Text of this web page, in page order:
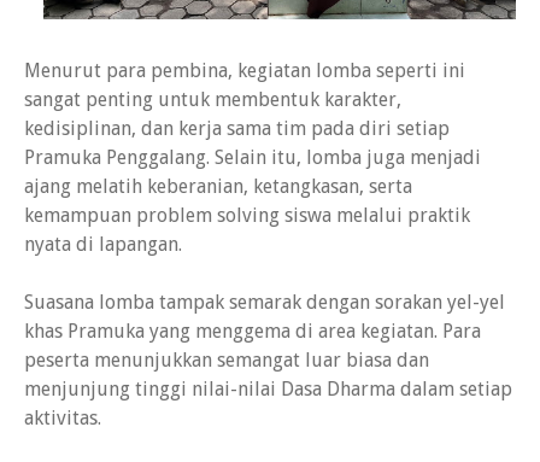
Menurut para pembina, kegiatan lomba seperti ini
sangat penting untuk membentuk karakter,
kedisiplinan, dan kerja sama tim pada diri setiap
Pramuka Penggalang. Selain itu, lomba juga menjadi
ajang melatih keberanian, ketangkasan, serta
kemampuan problem solving siswa melalui praktik
nyata di lapangan.
Suasana lomba tampak semarak dengan sorakan yel-yel
khas Pramuka yang menggema di area kegiatan. Para
peserta menunjukkan semangat luar biasa dan
menjunjung tinggi nilai-nilai Dasa Dharma dalam setiap
aktivitas.